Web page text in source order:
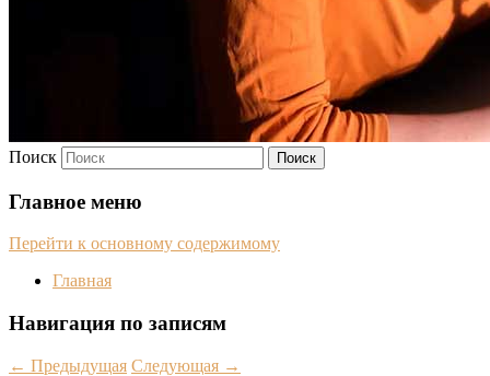
Поиск
Главное меню
Перейти к основному содержимому
Главная
Навигация по записям
← Предыдущая Следующая →